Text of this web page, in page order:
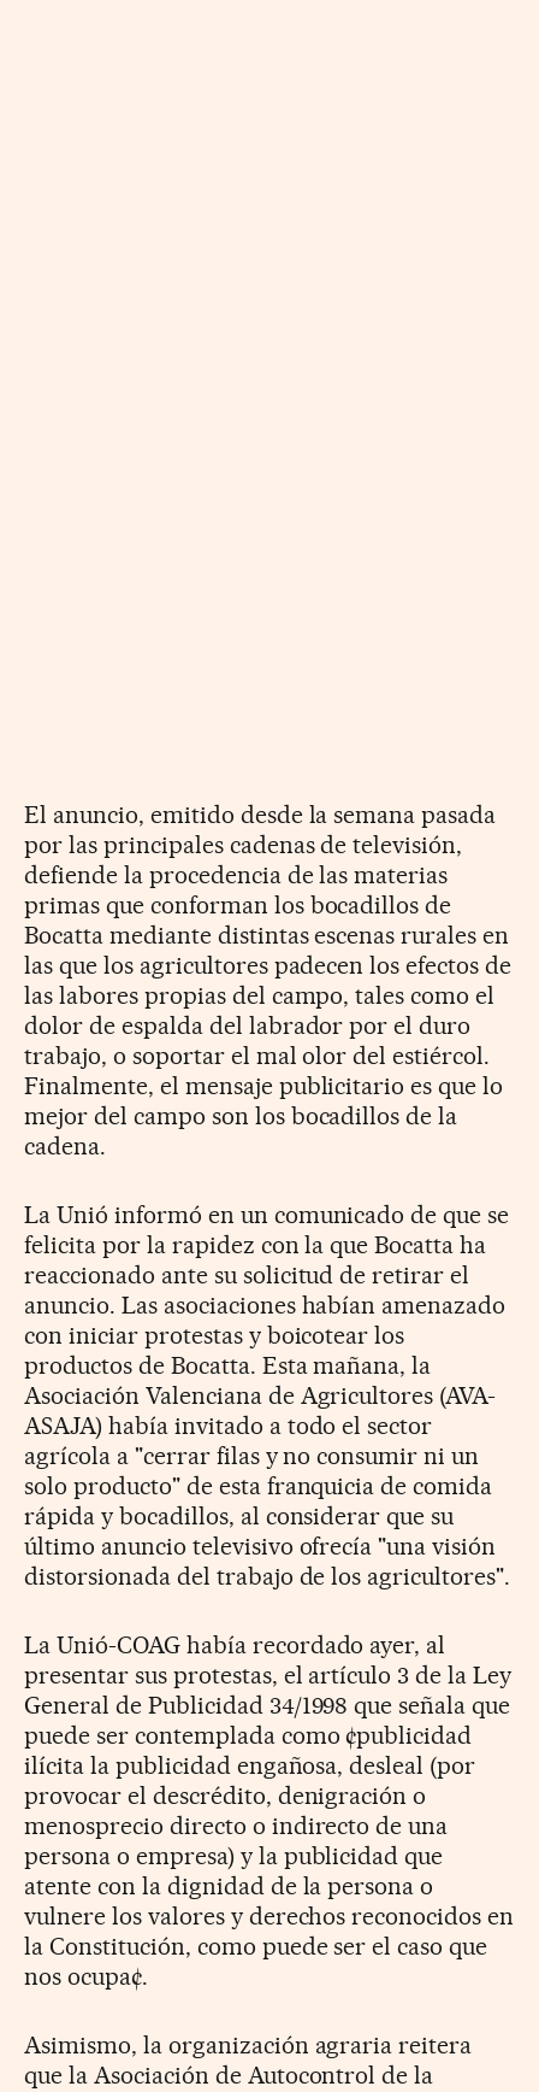
El anuncio, emitido desde la semana pasada
por las principales cadenas de televisión,
defiende la procedencia de las materias
primas que conforman los bocadillos de
Bocatta mediante distintas escenas rurales en
las que los agricultores padecen los efectos de
las labores propias del campo, tales como el
dolor de espalda del labrador por el duro
trabajo, o soportar el mal olor del estiércol.
Finalmente, el mensaje publicitario es que lo
mejor del campo son los bocadillos de la
cadena.
La Unió informó en un comunicado de que se
felicita por la rapidez con la que Bocatta ha
reaccionado ante su solicitud de retirar el
anuncio. Las asociaciones habían amenazado
con iniciar protestas y boicotear los
productos de Bocatta. Esta mañana, la
Asociación Valenciana de Agricultores (AVA-
ASAJA) había invitado a todo el sector
agrícola a "cerrar filas y no consumir ni un
solo producto" de esta franquicia de comida
rápida y bocadillos, al considerar que su
último anuncio televisivo ofrecía "una visión
distorsionada del trabajo de los agricultores".
La Unió-COAG había recordado ayer, al
presentar sus protestas, el artículo 3 de la Ley
General de Publicidad 34/1998 que señala que
puede ser contemplada como ¢publicidad
ilícita la publicidad engañosa, desleal (por
provocar el descrédito, denigración o
menosprecio directo o indirecto de una
persona o empresa) y la publicidad que
atente con la dignidad de la persona o
vulnere los valores y derechos reconocidos en
la Constitución, como puede ser el caso que
nos ocupa¢.
Asimismo, la organización agraria reitera
que la Asociación de Autocontrol de la